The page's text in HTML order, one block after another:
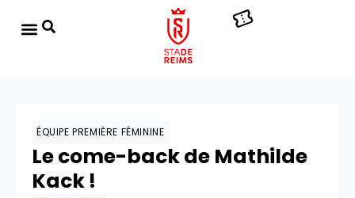
ÉQUIPE PREMIÈRE FÉMININE
Le come-back de Mathilde
Kack !